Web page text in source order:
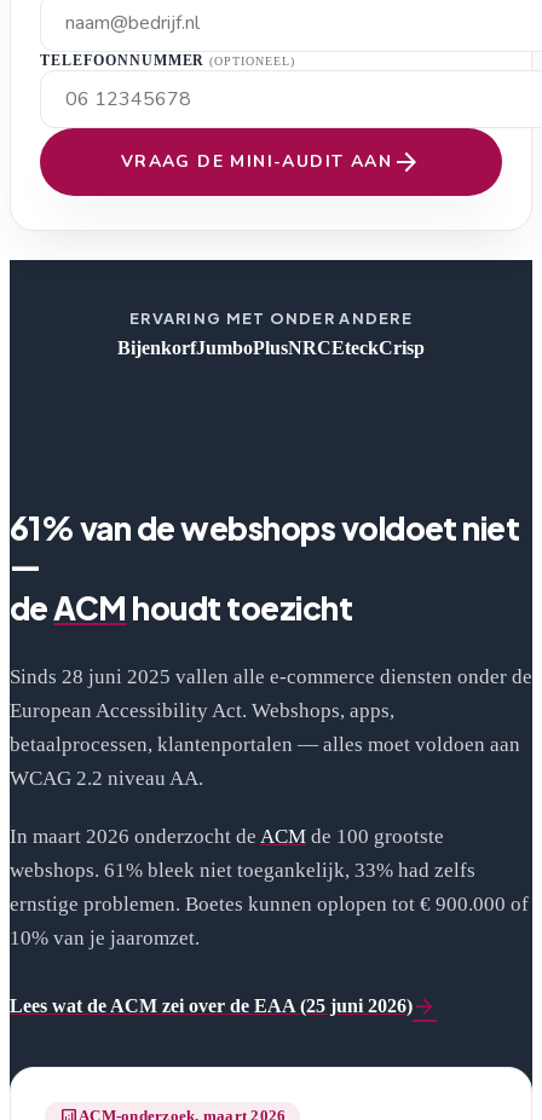
TELEFOONNUMMER(OPTIONEEL)
VRAAG DE MINI-AUDIT AAN arrow_forward
ERVARING MET ONDER ANDERE
BijenkorfJumboPlusNRCEteckCrisp
61% van de webshops voldoet niet
—
deACM houdt toezicht
Sinds 28 juni 2025 vallen alle e-commerce diensten onder de
European Accessibility Act. Webshops, apps,
betaalprocessen, klantenportalen — alles moet voldoen aan
WCAG 2.2 niveau AA.
In maart 2026 onderzocht de ACM(opent in nieuw venster)
de 100 grootste
webshops. 61% bleek niet toegankelijk, 33% had zelfs
ernstige problemen. Boetes kunnen oplopen tot € 900.000 of
10% van je jaaromzet.
Lees wat de ACM zei over de EAA (25 juni 2026)arrow_forward
ACM-onderzoek, maart 2026